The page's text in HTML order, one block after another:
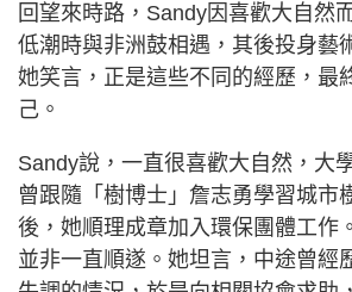
回望來時路，Sandy因喜歡大自然
低潮時與非洲鼓相遇，其後投身藝
她笑言，正是這些不同的經歷，最
己。
Sandy說，一直很喜歡大自然，大
曾跟隨「樹博士」詹志勇學習城市
後，她順理成章加入環保團體工作
並非一直順遂。她坦言，中途曾經